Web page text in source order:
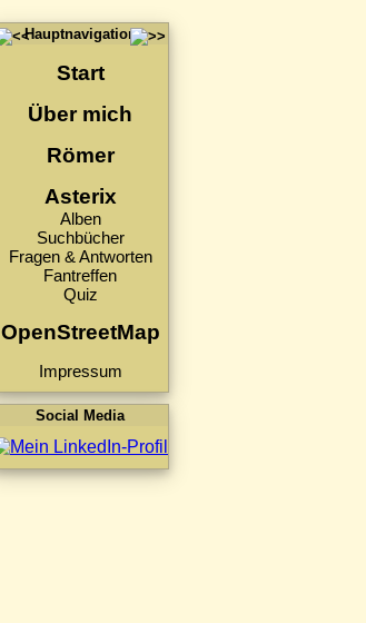
Hauptnavigation
Start
Über mich
Römer
Asterix
Alben
Suchbücher
Fragen & Antworten
Fantreffen
Quiz
OpenStreetMap
Impressum
Social Media